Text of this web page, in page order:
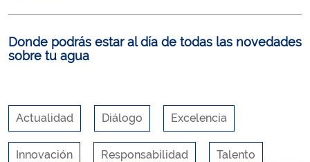
Donde podrás estar al día de todas las novedades
sobre tu agua
Actualidad Diálogo Excelencia
Innovación Responsabilidad Talento